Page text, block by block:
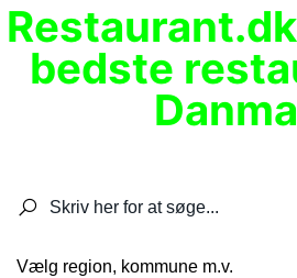
bedste
Vælg region, kommune m.v.